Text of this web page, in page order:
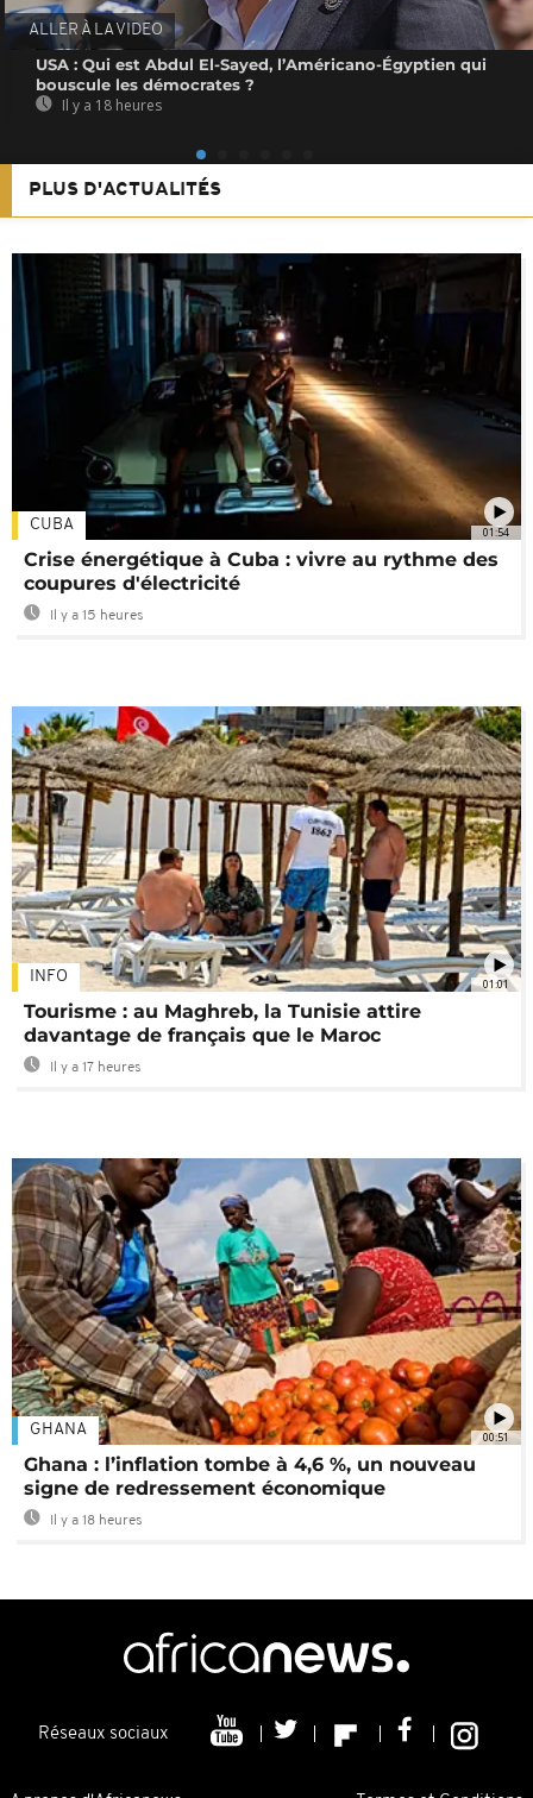
ALLER À LA VIDEO
USA : Qui est Abdul El-Sayed, l’Américano-Égyptien qui
bouscule les démocrates ?
Il y a 18 heures
PLUS D'ACTUALITÉS
01:54
CUBA
Crise énergétique à Cuba : vivre au rythme des
coupures d'électricité
Il y a 15 heures
01:01
INFO
Tourisme : au Maghreb, la Tunisie attire
davantage de français que le Maroc
Il y a 17 heures
00:51
GHANA
Ghana : l’inflation tombe à 4,6 %, un nouveau
signe de redressement économique
Il y a 18 heures
Réseaux sociaux